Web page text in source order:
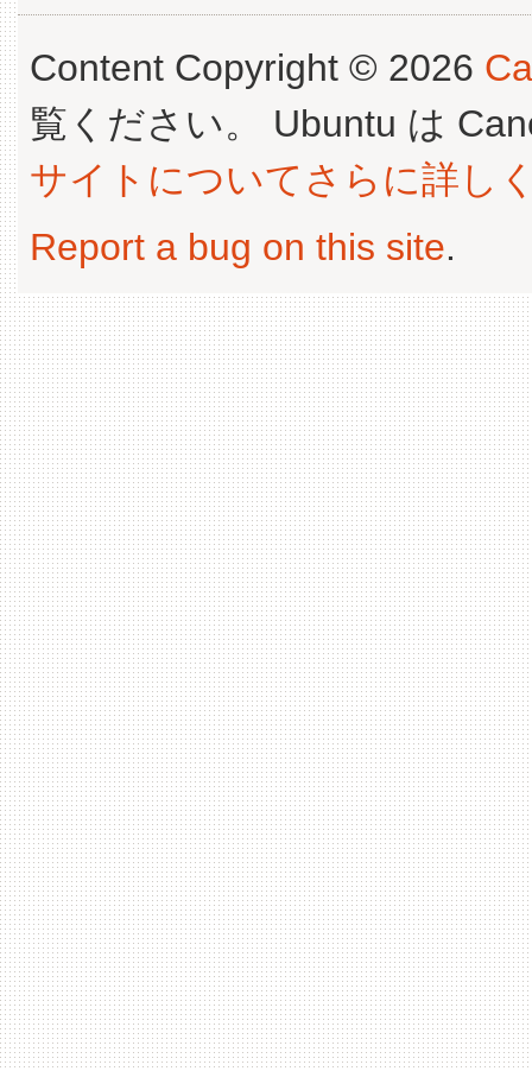
Content Copyright © 2026
覧ください。 Ubuntu は
サイトについてさらに詳し
Report a bug on this site.